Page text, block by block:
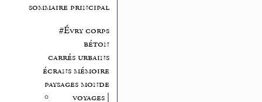
sommaire principal
#Évry corps
béton
carrés urbains
écrans mémoire
paysages monde
voyages |